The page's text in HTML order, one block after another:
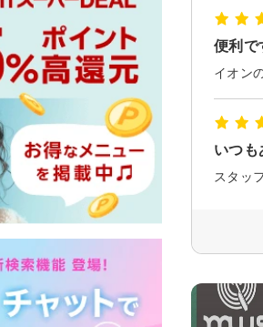
便利で
いつも